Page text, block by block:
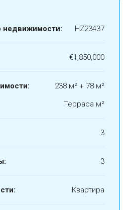
недвижимости: HZ23437
€1,850,000
238 м² + 78 м²
Терраса м²
3
3
Квартира